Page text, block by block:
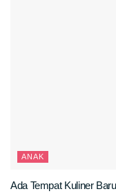
ANAK
Ada Tempat Kuliner